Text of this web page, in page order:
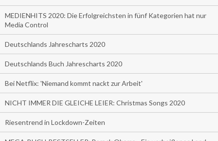
MEDIENHITS 2020: Die Erfolgreichsten in fünf Kategorien hat nur
Media Control
Deutschlands Jahrescharts 2020
Deutschlands Buch Jahrescharts 2020
Bei Netflix: 'Niemand kommt nackt zur Arbeit'
NICHT IMMER DIE GLEICHE LEIER: Christmas Songs 2020
Riesentrend in Lockdown-Zeiten